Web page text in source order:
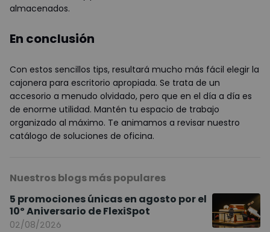
almacenados.
En conclusión
Con estos sencillos tips, resultará mucho más fácil elegir la
cajonera para escritorio apropiada. Se trata de un
accesorio a menudo olvidado, pero que en el día a día es
de enorme utilidad. Mantén tu espacio de trabajo
organizado al máximo. Te animamos a revisar nuestro
catálogo de soluciones de oficina.
Nuestros blogs más populares
5 promociones únicas en agosto por el
10º Aniversario de FlexiSpot
02/08/2026